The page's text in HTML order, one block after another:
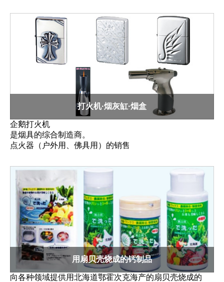
打火机·烟灰缸·烟盒
企鹅打火机
是烟具的综合制造商。
点火器（户外用、佛具用）的销售
用扇贝壳烧成的钙制品
向各种领域提供用北海道鄂霍次克海产的扇贝壳烧成的